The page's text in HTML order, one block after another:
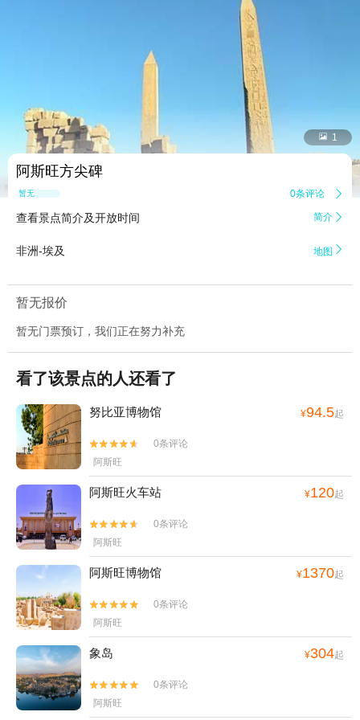
 1
阿斯旺方尖碑
暂无点评 0条评论 
查看景点简介及开放时间 简介 
非洲-埃及 地图 
暂无报价
暂无门票预订，我们正在努力补充
看了该景点的人还看了
努比亚博物馆 ¥94.5起


0条评论
阿斯旺
阿斯旺火车站 ¥120起


0条评论
阿斯旺
阿斯旺博物馆 ¥1370起


0条评论
阿斯旺
象岛 ¥304起


0条评论
阿斯旺